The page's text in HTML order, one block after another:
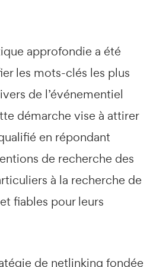
approfondie a été
les mots-clés les plus
de l’événementiel
démarche vise à attirer
en répondant
de recherche des
à la recherche de
fiables pour leurs
de netlinking fondée